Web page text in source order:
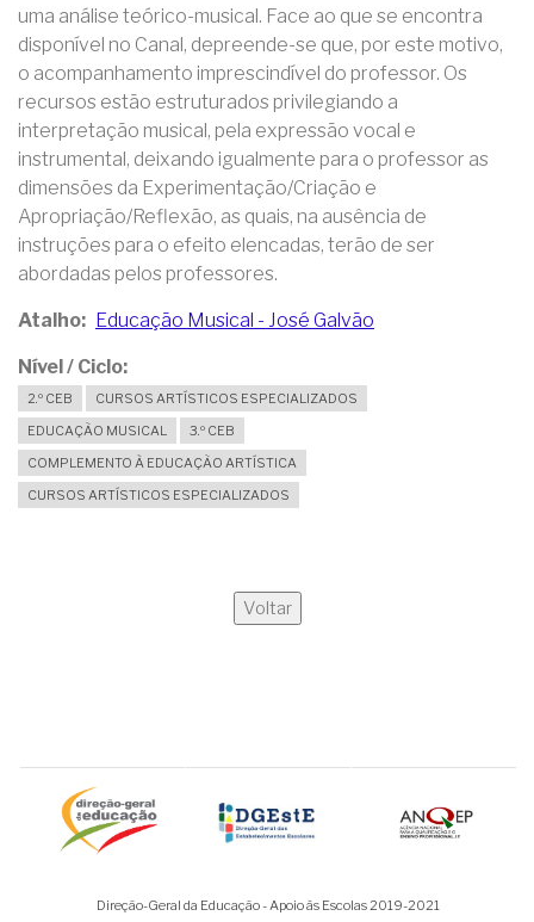
uma análise teórico-musical. Face ao que se encontra
disponível no Canal, depreende-se que, por este motivo,
o acompanhamento imprescindível do professor. Os
recursos estão estruturados privilegiando a
interpretação musical, pela expressão vocal e
instrumental, deixando igualmente para o professor as
dimensões da Experimentação/Criação e
Apropriação/Reflexão, as quais, na ausência de
instruções para o efeito elencadas, terão de ser
abordadas pelos professores.
Atalho Educação Musical - José Galvão
Nível / Ciclo
2.º CEB
CURSOS ARTÍSTICOS ESPECIALIZADOS
EDUCAÇÃO MUSICAL
3.º CEB
COMPLEMENTO À EDUCAÇÃO ARTÍSTICA
CURSOS ARTÍSTICOS ESPECIALIZADOS
Voltar
Direção-Geral da Educação - Apoio às Escolas 2019-2021